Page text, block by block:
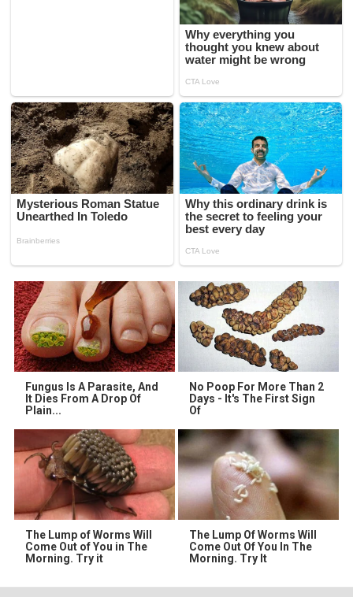
Fungus Is A Parasite, And
It Dies From A Drop Of
Plain...
No Poop For More Than 2
Days - It's The First Sign
Of
The Lump of Worms Will
Come Out of You in The
Morning. Try it
The Lump Of Worms Will
Come Out Of You In The
Morning. Try It